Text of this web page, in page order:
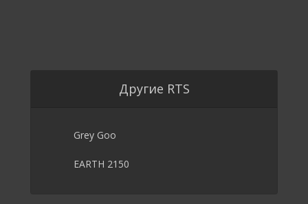
Другие RTS
Grey Goo
EARTH 2150